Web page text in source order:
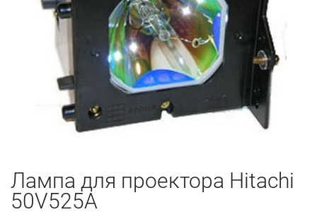
Лампа для проектора Hitachi
50V525A